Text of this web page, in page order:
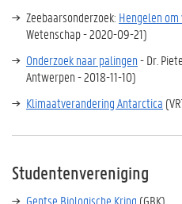
Zeebaarsonderzoek: Hengelen
Wetenschap - 2020-09-21)
Onderzoek naar palingen- Dr.
Antwerpen - 2018-11-10)
Klimaatverandering Antarctica
Studentenvereniging
Gentse Biologische Kring (GBK)